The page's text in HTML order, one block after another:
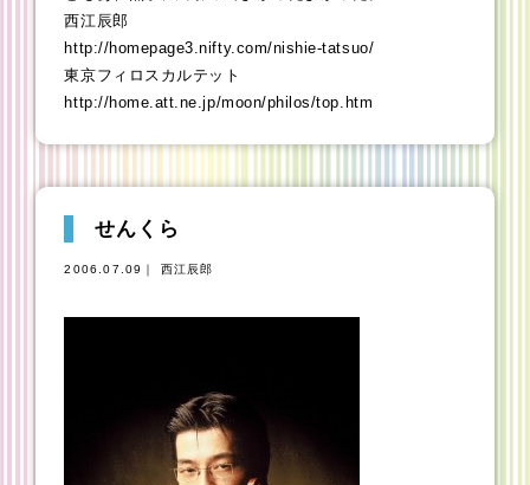
西江辰郎
http://homepage3.nifty.com/nishie-tatsuo/
東京フィロスカルテット
http://home.att.ne.jp/moon/philos/top.htm
せんくら
2006.07.09｜ 西江辰郎